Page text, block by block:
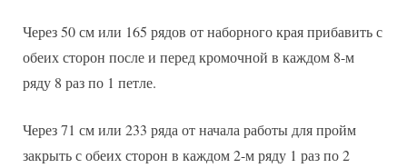
Через 50 см или 165 рядов от наборного края прибавить с
обеих сторон после и перед кромочной в каждом 8-м
ряду 8 раз по 1 петле.
Через 71 см или 233 ряда от начала работы для пройм
закрыть с обеих сторон в каждом 2-м ряду 1 раз по 2